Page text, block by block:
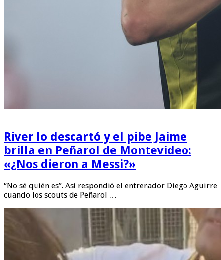
River lo descartó y el pibe Jaime
brilla en Peñarol de Montevideo:
«¿Nos dieron a Messi?»
“No sé quién es”. Así respondió el entrenador Diego Aguirre
cuando los scouts de Peñarol …